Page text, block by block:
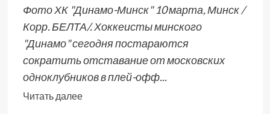
Фото ХК "Динамо-Минск" 10 марта, Минск /
Корр. БЕЛТА/. Хоккеисты минского
"Динамо" сегодня постараются
сократить отставание от московских
одноклубников в плей-офф...
Читать далее